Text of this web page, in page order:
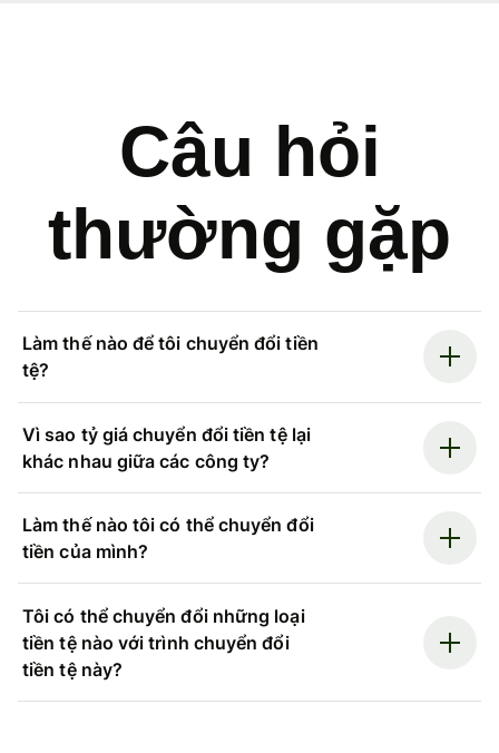
Câu hỏi
thường gặp
Làm thế nào để tôi chuyển đổi tiền
tệ?
Vì sao tỷ giá chuyển đổi tiền tệ lại
khác nhau giữa các công ty?
Làm thế nào tôi có thể chuyển đổi
tiền của mình?
Tôi có thể chuyển đổi những loại
tiền tệ nào với trình chuyển đổi
tiền tệ này?